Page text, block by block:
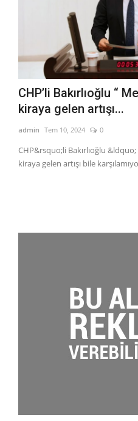
CHP’li Bakırlıoğlu “
kiraya gelen artışı...
admin Tem 10, 2024 0
CHP&rsquo;li Bakırlıoğlu
kiraya gelen artışı bile